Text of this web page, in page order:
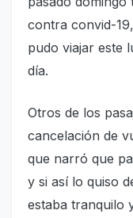
contra convid-
pudo viajar este
día.
Otros de los
cancelación de
que narró que
y si así lo quiso
estaba tranquilo